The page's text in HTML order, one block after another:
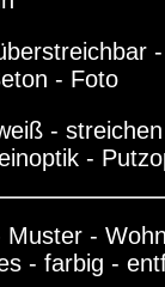
- Foto
-
-
Muster -
- farbig -